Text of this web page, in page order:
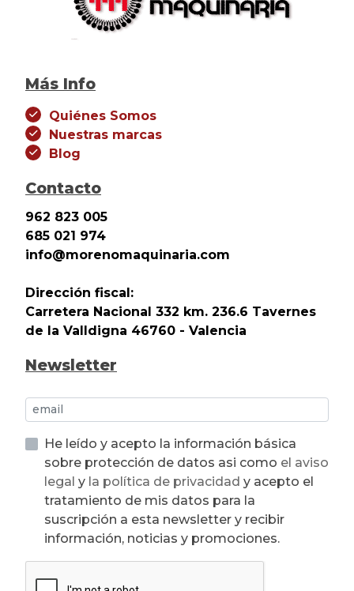
Más Info
Quiénes Somos
Nuestras marcas
Blog
Contacto
962 823 005
685 021 974
info@morenomaquinaria.com
Dirección fiscal:
Carretera Nacional 332 km. 236.6 Tavernes
de la Valldigna 46760 - Valencia
Newsletter
He leído y acepto la información básica
sobre protección de datos asi como el aviso
legal y la política de privacidad y acepto el
tratamiento de mis datos para la
suscripción a esta newsletter y recibir
información, noticias y promociones.